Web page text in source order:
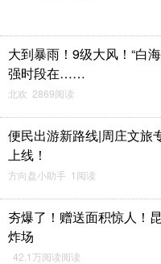
大到暴雨！9级大风！“白
强时段在……
北欢 2869阅读
便民出游新路线|周庄文旅
上线！
方向盘小助手 1阅读
夯爆了！赠送面积惊人！
炸场
42.1万阅读阅读